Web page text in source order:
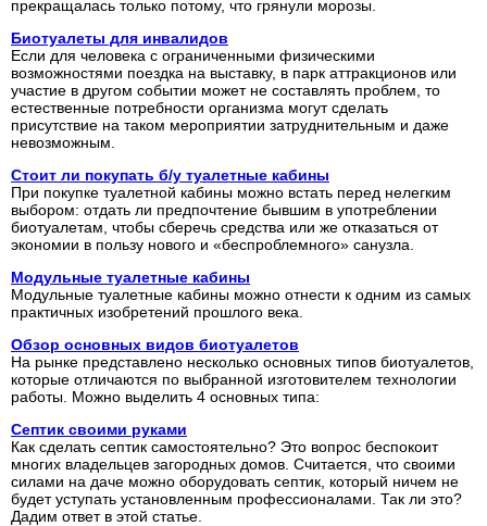
прекращалась только потому, что грянули морозы.
Биотуалеты для инвалидов
Если для человека с ограниченными физическими
возможностями поездка на выставку, в парк аттракционов или
участие в другом событии может не составлять проблем, то
естественные потребности организма могут сделать
присутствие на таком мероприятии затруднительным и даже
невозможным.
Стоит ли покупать б/у туалетные кабины
При покупке туалетной кабины можно встать перед нелегким
выбором: отдать ли предпочтение бывшим в употреблении
биотуалетам, чтобы сберечь средства или же отказаться от
экономии в пользу нового и «беспроблемного» санузла.
Модульные туалетные кабины
Модульные туалетные кабины можно отнести к одним из самых
практичных изобретений прошлого века.
Обзор основных видов биотуалетов
На рынке представлено несколько основных типов биотуалетов,
которые отличаются по выбранной изготовителем технологии
работы. Можно выделить 4 основных типа:
Септик своими руками
Как сделать септик самостоятельно? Это вопрос беспокоит
многих владельцев загородных домов. Считается, что своими
силами на даче можно оборудовать септик, который ничем не
будет уступать установленным профессионалами. Так ли это?
Дадим ответ в этой статье.